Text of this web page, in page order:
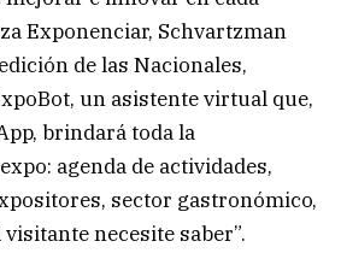
Exponenciar, Schvartzman
de las Nacionales,
un asistente virtual que,
brindará toda la
agenda de actividades,
sector gastronómico,
necesite saber”.